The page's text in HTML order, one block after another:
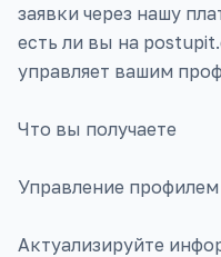
заявки через нашу
есть ли вы на
управляет вашим
Что вы получаете
Управление профилем
Актуализируйте